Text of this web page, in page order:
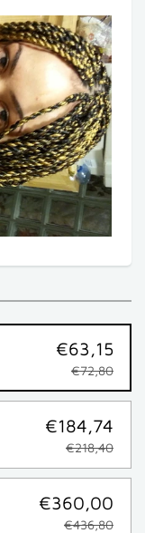
€63,15
€72,80
€184,74
€218,40
€360,00
€436,80